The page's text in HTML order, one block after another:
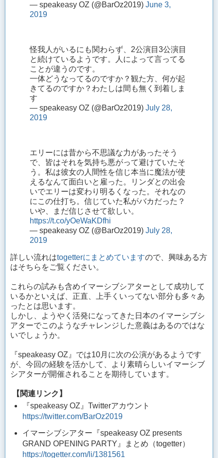
— speakeasy OZ (@BarOz2019) June 3,
2019
怪我人がいるにも関わらず、2公演目3公演目
と続けているようです。人によって言ってる
ことが違うのです。
一体どうなってるのですか？観た方、何が起
きてるのですか？わたしは間も無く到着しま
す
— speakeasy OZ (@BarOz2019) July 28,
2019
エリーには昔から不思議な力があったそう
で、皆はそれを気持ち悪がって避けていたそ
う。私は彼女の人間性を信じ本当に魔法が使
えるなんて面白いと雇った。リンダとの出会
いでエリーは変わり明るくなった。それなの
にこの仕打ち。信じていた私がバカだった？
いや、まだ信じさせて欲しい。
https://t.co/yOeWaKDfhi
— speakeasy OZ (@BarOz2019) July 28,
2019
詳しい流れはtogetterにまとめていますので、興味ある方
はそちらをご覧ください。
これらの試みも含めイマーシブシアターとして成功して
いるかといえば、正直、上手くいってない部分も多々あ
ったとは思います。
しかし、ようやく活発になってきた日本のイマーシブシ
アターでこのようなチャレンジした意義はあるのではな
いでしょうか。
『speakeasy OZ』では10月に次の公演があるようです
が、今回の経験を活かして、より素晴らしいイマーシブ
シアターが開催されることを期待しています。
【関連リンク】
『speakeasy OZ』Twitterアカウント
https://twitter.com/BarOz2019
イマーシブシアター『speakeasy OZ presents
GRAND OPENING PARTY』まとめ（togetter）
https://togetter.com/li/1381561